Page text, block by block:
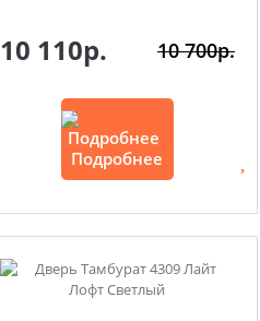
10 110р. 10 700р.
Подробнее